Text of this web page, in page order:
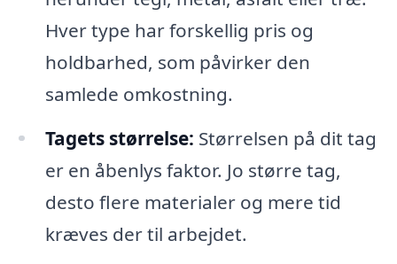
Hver type har forskellig pris og
holdbarhed, som påvirker den
samlede omkostning.
Tagets størrelse: Størrelsen på dit tag
er en åbenlys faktor. Jo større tag,
desto flere materialer og mere tid
kræves der til arbejdet.